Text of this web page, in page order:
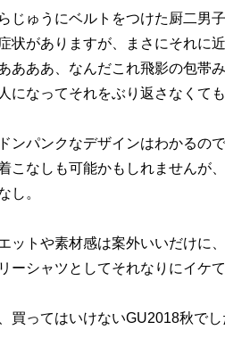
じゅうにベルトをつけた厨二男
状がありますが、まさにそれに
あああ、なんだこれ飛影の包帯
になってそれをぶり返さなくても
ンパンクなデザインはわかるの
こなしも可能かもしれませんが
し。
ットや素材感は案外いいだけに
ーシャツとしてそれなりにイケて